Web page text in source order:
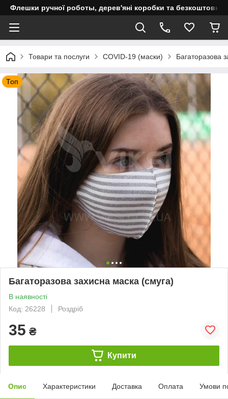
Флешки ручної роботы, дерев'яні коробки та безкоштовне
Товари та послуги COVID-19 (маски) Багаторазова
Топ
Багаторазова захисна маска (смуга)
В наявності
Код: 26228
Роздріб
35 ₴
Купити
Опис Характеристики Доставка Оплата Умови